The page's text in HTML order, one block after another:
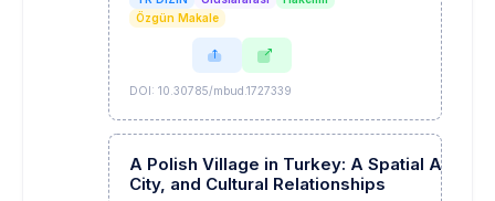
Özgün Makale
DOI: 10.30785/mbud.1727339
A Polish Village in Turkey: A Spatial
City, and Cultural Relationships